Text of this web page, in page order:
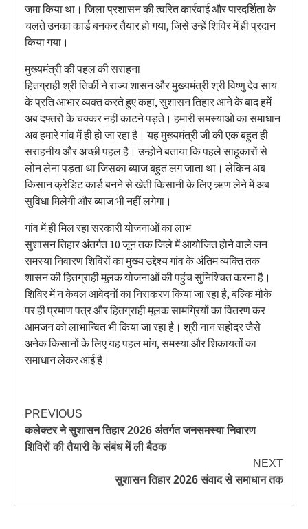
जमा किया था। जिला प्रशासन की त्वरित कार्रवाई और पारदर्शिता के
चलते उनका कार्ड बनकर तैयार हो गया, जिसे उन्हें शिविर में ही प्रदान
किया गया।
मुख्यमंत्री की पहल की सराहना
हितग्राही श्री तिर्की ने राज्य शासन और मुख्यमंत्री श्री विष्णु देव साय
के प्रति आभार व्यक्त करते हुए कहा, सुशासन तिहार आने के बाद हमें
अब दफ्तरों के चक्कर नहीं काटने पड़ते। हमारी समस्याओं का समाधान
अब हमारे गांव में ही हो जा रहा है। यह मुख्यमंत्री जी की एक बहुत ही
सराहनीय और अच्छी पहल है। उन्होंने बताया कि पहले साहूकारों से
लोन लेना पड़ता था जिसका ब्याज बहुत लग जाता था। लेकिन अब
किसान क्रेडिट कार्ड बनने से खेती किसानी के लिए ऋण लेने में अब
सुविधा मिलेगी और ब्याज भी नहीं लगेगा।
गांव में ही मिल रहा सरकारी योजनाओं का लाभ
सुशासन तिहार अंतर्गत 10 जून तक जिले में आयोजित होने वाले जन
समस्या निवारण शिविरों का मुख्य उद्देश्य गांव के अंतिम व्यक्ति तक
शासन की हितग्राही मूलक योजनाओं की पहुंच सुनिश्चित करना है।
शिविर में न केवल आवेदनों का निराकरण किया जा रहा है, बल्कि मौके
पर ही प्रमाण पत्र और हितग्राही मूलक सामग्रियों का वितरण कर
आमजन को लाभान्वित भी किया जा रहा है। श्री नान सहोदर जैसे
अनेक किसानों के लिए यह पहल मांग, समस्या और शिकायतों का
समाधान लेकर आई है।
PREVIOUS
कलेक्टर ने सुशासन तिहार 2026 अंतर्गत जनसमस्या निवारण
शिविरों की तैयारी के संबंध में ली बैठक
NEXT
सुशासन तिहार 2026 संवाद से समाधान तक